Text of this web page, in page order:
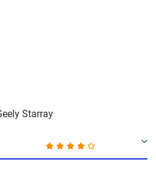
Starray